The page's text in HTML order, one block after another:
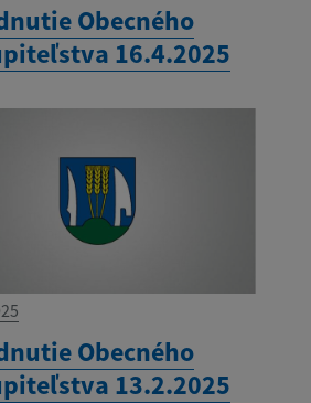
Obecného
16.4.2025
Obecného
13.2.2025